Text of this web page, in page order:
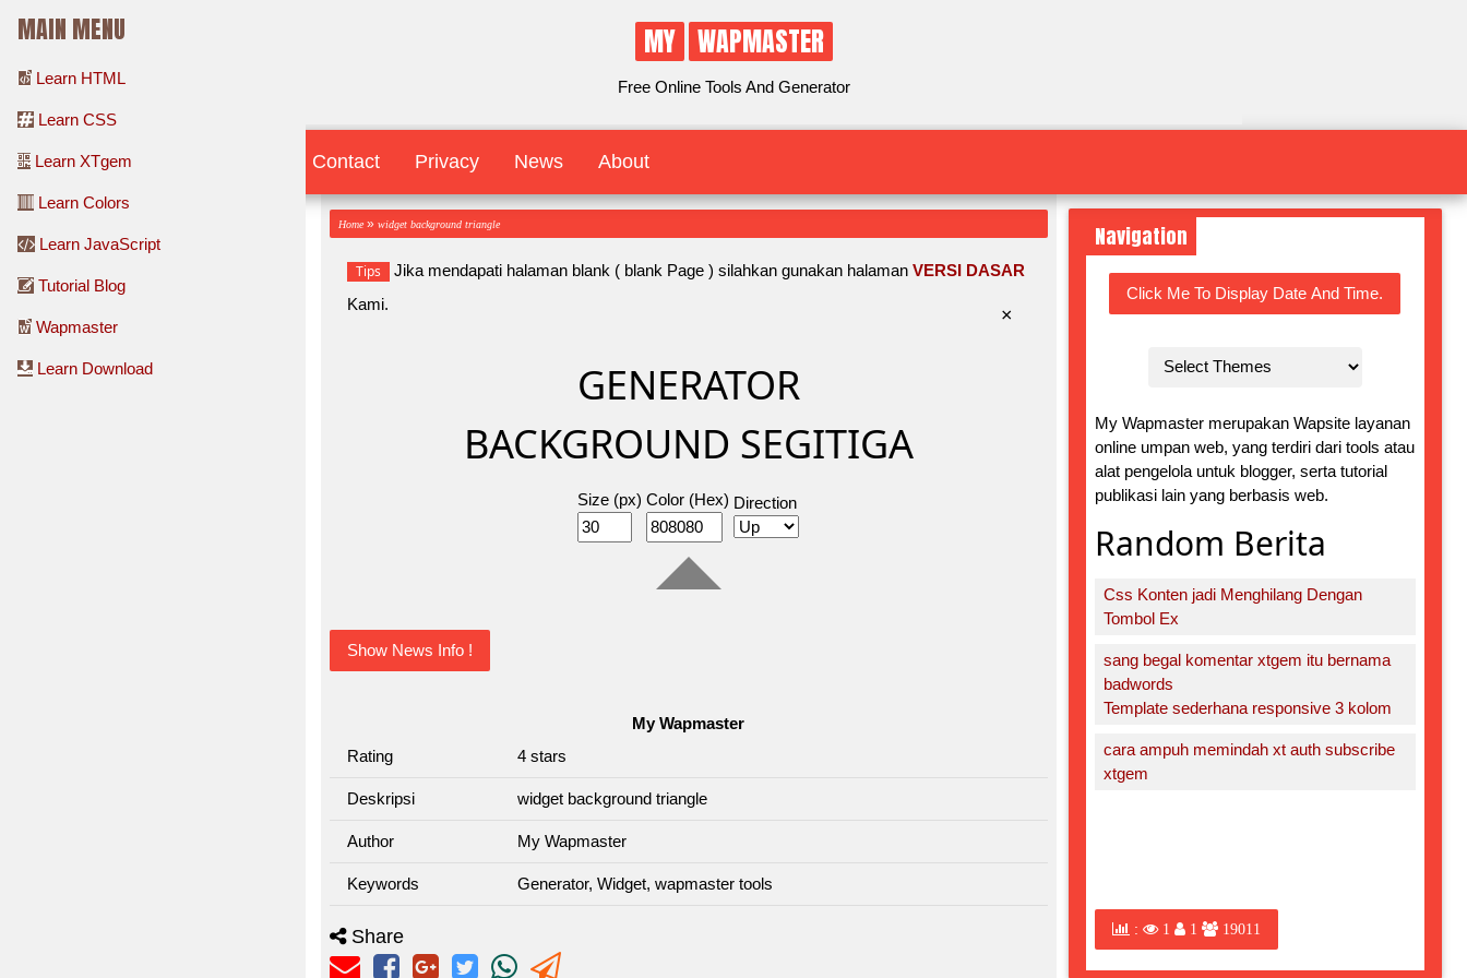
MY WAPMASTER
Free Online Tools And Generator
Contact Contact Privacy News About
MAIN MENU
Learn HTML
Learn CSS
Learn XTgem
Learn Colors
Learn JavaScript
Tutorial Blog
Wapmaster
Learn Download
Home » widget background triangle
Tips Jika mendapati halaman blank ( blank Page ) silahkan gunakan halaman VERSI DASAR
Kami.
×
GENERATOR
BACKGROUND SEGITIGA
Size (px) Color (Hex) Direction
Show News Info !
My Wapmaster
Rating
4 stars
Deskripsi widget background triangle
Author My Wapmaster
Keywords Generator, Widget, wapmaster tools
Share
Navigation
Click Me To Display Date And Time.
My Wapmaster merupakan Wapsite layanan
online umpan web, yang terdiri dari tools atau
alat pengelola untuk blogger, serta tutorial
publikasi lain yang berbasis web.
Random Berita
Css Konten jadi Menghilang Dengan
Tombol Ex
sang begal komentar xtgem itu bernama
badwords
Template sederhana responsive 3 kolom
cara ampuh memindah xt auth subscribe
xtgem
: 1 1 19011